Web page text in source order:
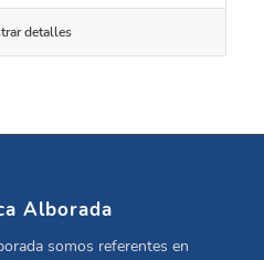
detalles
Alborada
somos referentes en